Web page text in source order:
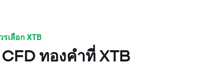
เลือก XTB
ทองคำที่ XTB